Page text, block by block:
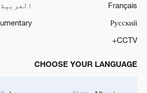
Français
العربية
Русский
CCTV+
CHOOSE YOUR LANGUAGE